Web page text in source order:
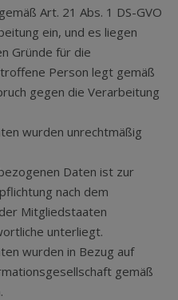
Art. 21 Abs. 1 DS-GVO
ein, und es liegen
Gründe für die
Person legt gemäß
gegen die Verarbeitung
wurden unrechtmäßig
Daten ist zur
nach dem
Mitgliedstaaten
unterliegt.
wurden in Bezug auf
gemäß